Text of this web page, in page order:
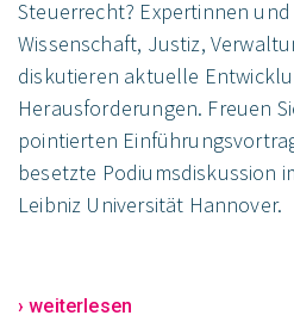
Steuerrecht? Expertinnen
Wissenschaft, Justiz,
diskutieren aktuelle
Herausforderungen. Freuen
pointierten
besetzte Podiumsdiskussion
Leibniz Universität Hannover.
› weiterlesen